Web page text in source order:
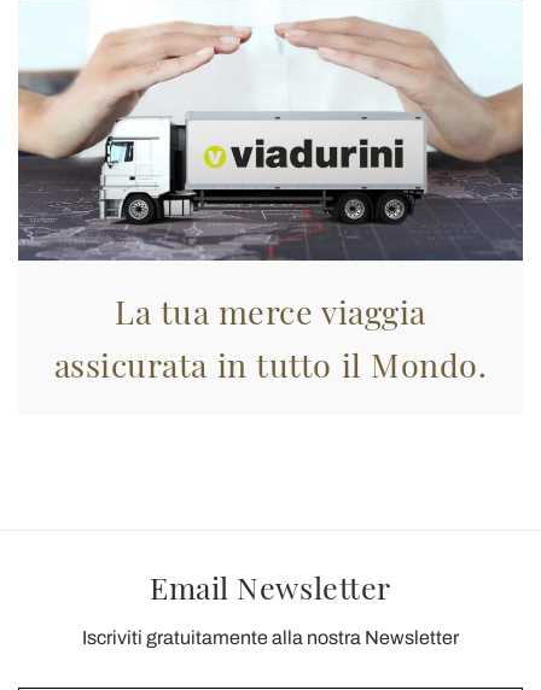
La tua merce viaggia
assicurata in tutto il Mondo.
Email Newsletter
Iscriviti gratuitamente alla nostra Newsletter